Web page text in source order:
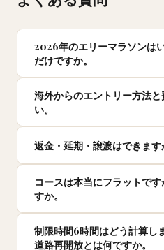
2026年のエリーマラソンは
だけですか。
海外からのエントリー方法
い。
返金・延期・譲渡はできます
コースは本当にフラットで
すか。
制限時間6時間はどう計算し
道路再開放とは何ですか。